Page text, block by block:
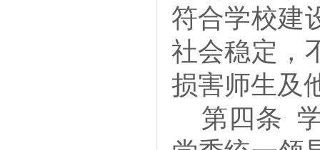
符合学校建
社会稳定，
损害师生及
第四条